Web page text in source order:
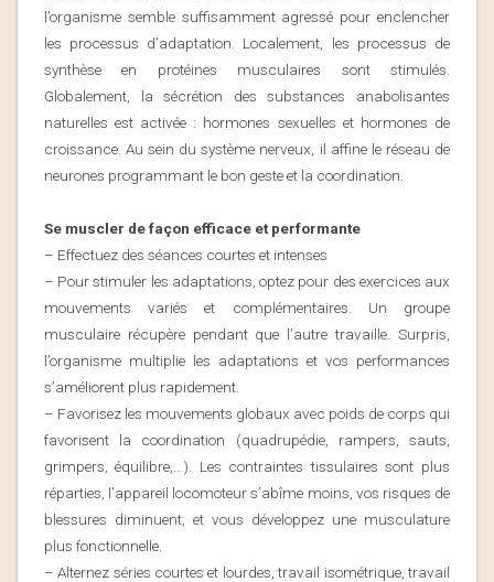
l’organisme semble suffisamment agressé pour enclencher
les processus d’adaptation. Localement, les processus de
synthèse en protéines musculaires sont stimulés.
Globalement, la sécrétion des substances anabolisantes
naturelles est activée : hormones sexuelles et hormones de
croissance. Au sein du système nerveux, il affine le réseau de
neurones programmant le bon geste et la coordination.
Se muscler de façon efficace et performante
– Effectuez des séances courtes et intenses
– Pour stimuler les adaptations, optez pour des exercices aux
mouvements variés et complémentaires. Un groupe
musculaire récupère pendant que l’autre travaille. Surpris,
l’organisme multiplie les adaptations et vos performances
s’améliorent plus rapidement.
– Favorisez les mouvements globaux avec poids de corps qui
favorisent la coordination (quadrupédie, rampers, sauts,
grimpers, équilibre,…). Les contraintes tissulaires sont plus
réparties, l’appareil locomoteur s’abîme moins, vos risques de
blessures diminuent, et vous développez une musculature
plus fonctionnelle.
– Alternez séries courtes et lourdes, travail isométrique, travail